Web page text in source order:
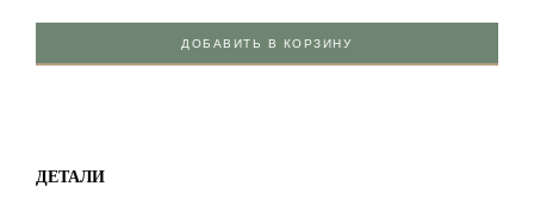
ДОБАВИТЬ В КОРЗИНУ
ДЕТАЛИ